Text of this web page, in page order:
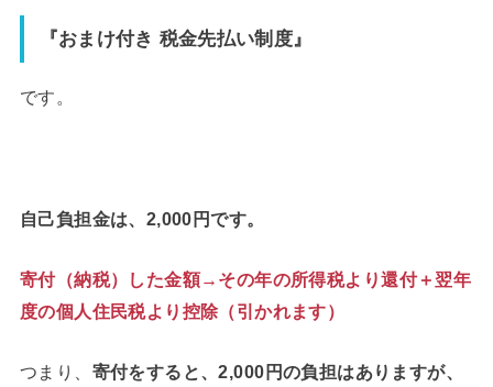
『おまけ付き 税金先払い制度』
です。
自己負担金は、2,000円です。
寄付（納税）した金額→その年の所得税より還付＋翌年
度の個人住民税より控除（引かれます）
つまり、 寄付をすると、2,000円の負担はありますが、